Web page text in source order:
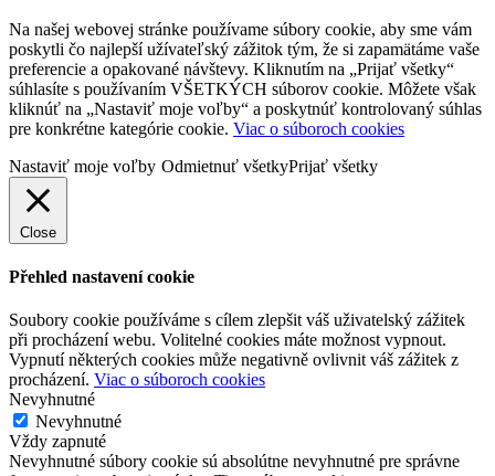
Na našej webovej stránke používame súbory cookie, aby sme vám
poskytli čo najlepší užívateľský zážitok tým, že si zapamätáme vaše
preferencie a opakované návštevy. Kliknutím na „Prijať všetky“
súhlasíte s používaním VŠETKÝCH súborov cookie. Môžete však
kliknúť na „Nastaviť moje voľby“ a poskytnúť kontrolovaný súhlas
pre konkrétne kategórie cookie. Viac o súboroch cookies
Nastaviť moje voľby Odmietnuť všetkyPrijať všetky
Close
Přehled nastavení cookie
Soubory cookie používáme s cílem zlepšit váš uživatelský zážitek
při procházení webu. Volitelné cookies máte možnost vypnout.
Vypnutí některých cookies může negativně ovlivnit váš zážitek z
procházení. Viac o súboroch cookies
Nevyhnutné
Nevyhnutné
Vždy zapnuté
Nevyhnutné súbory cookie sú absolútne nevyhnutné pre správne